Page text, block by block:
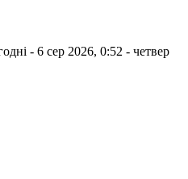
- 6 сер 2026, 0:52 - четвер